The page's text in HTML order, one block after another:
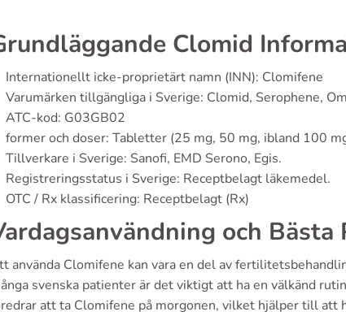
Clomid
Internationellt icke-proprietärt namn (INN): Clomifene
Varumärken tillgängliga i Sverige: Clomid, Serophene,
ATC-kod: G03GB02
former och doser: Tabletter (25 mg, 50 mg, ibland 100
Tillverkare i Sverige: Sanofi, EMD Serono, Egis.
Registreringsstatus i Sverige: Receptbelagt läkemedel.
OTC / Rx klassificering: Receptbelagt (Rx)
och Bästa
använda Clomifene kan vara en del av
svenska patienter är det viktigt att ha en välkänd
att ta Clomifene på morgonen, vilket hjälper till att